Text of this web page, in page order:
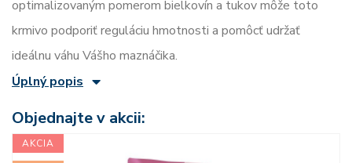
optimalizovaným pomerom bielkovín a tukov môže toto
krmivo podporiť reguláciu hmotnosti a pomôcť udržať
ideálnu váhu Vášho maznáčika.
Úplný popis
Objednajte v akcii:
AKCIA